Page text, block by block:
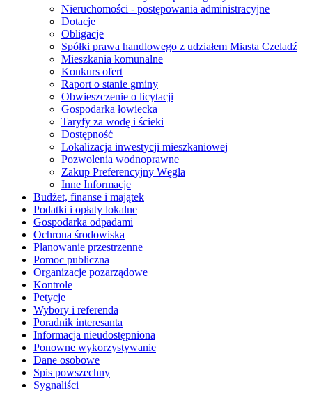
Nieruchomości - postępowania administracyjne
Dotacje
Obligacje
Spółki prawa handlowego z udziałem Miasta Czeladź
Mieszkania komunalne
Konkurs ofert
Raport o stanie gminy
Obwieszczenie o licytacji
Gospodarka łowiecka
Taryfy za wodę i ścieki
Dostępność
Lokalizacja inwestycji mieszkaniowej
Pozwolenia wodnoprawne
Zakup Preferencyjny Węgla
Inne Informacje
Budżet, finanse i majątek
Podatki i opłaty lokalne
Gospodarka odpadami
Ochrona środowiska
Planowanie przestrzenne
Pomoc publiczna
Organizacje pozarządowe
Kontrole
Petycje
Wybory i referenda
Poradnik interesanta
Informacja nieudostępniona
Ponowne wykorzystywanie
Dane osobowe
Spis powszechny
Sygnaliści